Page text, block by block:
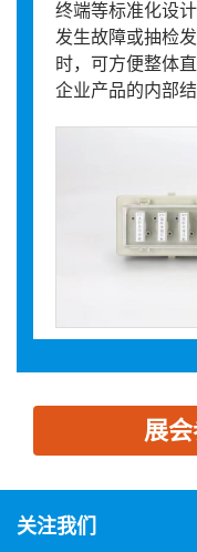
终端等标准化设
发生故障或抽检
时，可方便整体
企业产品的内部结
展
关注我们